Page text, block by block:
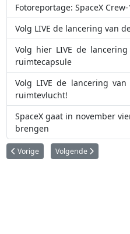
Fotoreportage: SpaceX Crew-
Volg LIVE de lancering van
Volg hier LIVE de
ruimtecapsule
Volg LIVE de lancering
ruimtevlucht!
SpaceX gaat in november
brengen
Vorig artikel: Volg LIVE de
Vorige Volgende artikel:
Volgende